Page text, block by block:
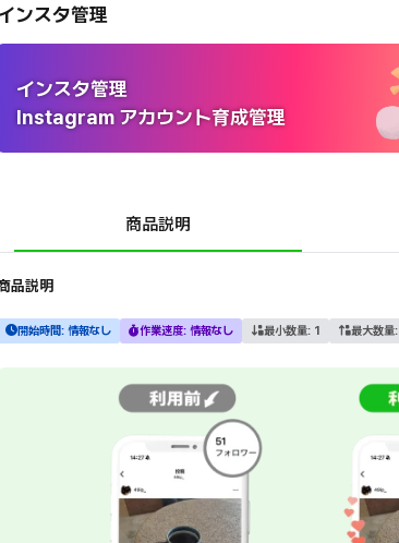
ンスタ管理
インスタ管理
Instagram アカウント育成管理
商品説明
品説明
開始時間: 情報なし 作業速度: 情報なし 最小数量: 1 最大数量: